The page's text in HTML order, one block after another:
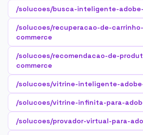
/solucoes/busca-inteligente-
/solucoes/recuperacao-de-
commerce
/solucoes/recomendacao-de-
commerce
/solucoes/vitrine-inteligente-
/solucoes/vitrine-infinita-para-
/solucoes/provador-virtual-para-